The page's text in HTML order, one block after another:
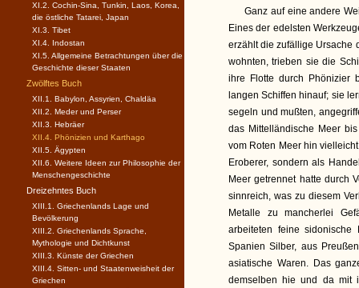
Ganz auf eine andere
Eines der edelsten
erzählt die zufällige Ursache
wohnten, trieben sie die
ihre Flotte durch Phönizier
langen Schiffen hinauf; sie
segeln und mußten,
das Mittelländische Meer
vom Roten Meer hin
Eroberer, sondern als
Meer getrennet hatte durch
sinnreich, was zu diesem
Metalle zu mancherlei
arbeiteten feine
Spanien Silber, aus
asiatische Waren. Das
demselben hie und da mit
XI.2. Cochin-Sina, Tunkin, Laos, Korea,
die östliche Tatarei, Japan
XI.3. Tibet
XI.4. Indostan
XI.5. Allgemeine Betrachtungen über die
Geschichte dieser Staaten
Zwölftes Buch
XII.1. Babylon, Assyrien, Chaldäa
XII.2. Meder und Perser
XII.3. Hebräer
XII.4. Phönizien und Karthago
XII.5. Ägypten
XII.6. Weitere Ideen zur Philosophie der
Menschengeschichte
Dreizehntes Buch
XIII.1. Griechenlands Lage und
Bevölkerung
XIII.2. Griechenlands Sprache,
Mythologie und Dichtkunst
XIII.3. Künste der Griechen
XIII.4. Sitten- und Staatenweisheit der
Griechen